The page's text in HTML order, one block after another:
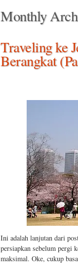
Monthly
Traveling ke
Berangkat
Ini adalah lanjutan dari
persiapkan sebelum pergi
maksimal. Oke, cukup